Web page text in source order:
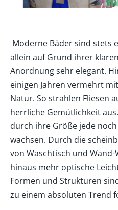
Moderne Bäder sind stets
allein auf Grund ihrer
Anordnung sehr elegant.
einigen Jahren vermehrt
Natur. So strahlen Fliesen
herrliche Gemütlichkeit
durch ihre Größe jede
wachsen. Durch die
von Waschtisch und
hinaus mehr optische
Formen und Strukturen
zu einem absoluten Trend